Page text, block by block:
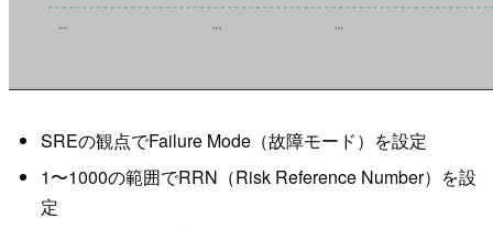
SREの観点でFailure Mode（故障モード）を設定
1〜1000の範囲でRRN（Risk Reference Number）を設
定